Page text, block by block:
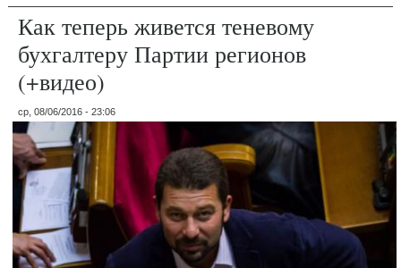
Как теперь живется теневому
бухгалтеру Партии регионов
(+видео)
ср, 08/06/2016 - 23:06